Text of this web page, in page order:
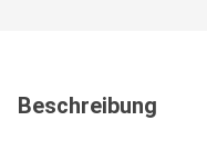
Beschreibung